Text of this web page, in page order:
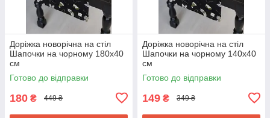
Доріжка новорічна на стіл
Шапочки на чорному 180х40
см
Готово до відправки
180 ₴ 449 ₴
Доріжка новорічна на стіл
Шапочки на чорному 140х40
см
Готово до відправки
149 ₴ 349 ₴